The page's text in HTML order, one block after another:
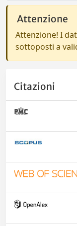
Attenzione
Attenzione! I
sottoposti a
Citazioni